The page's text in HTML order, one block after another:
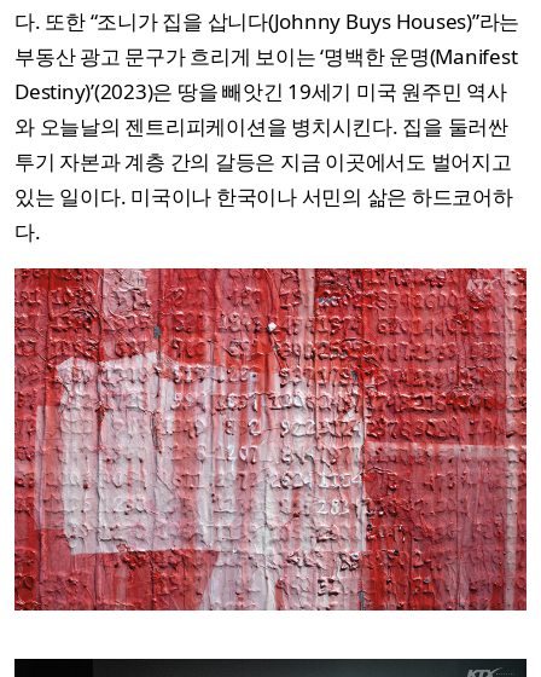
다. 또한 “조니가 집을 삽니다(Johnny Buys Houses)”라는
부동산 광고 문구가 흐리게 보이는 ‘명백한 운명(Manifest
Destiny)’(2023)은 땅을 빼앗긴 19세기 미국 원주민 역사
와 오늘날의 젠트리피케이션을 병치시킨다. 집을 둘러싼
투기 자본과 계층 간의 갈등은 지금 이곳에서도 벌어지고
있는 일이다. 미국이나 한국이나 서민의 삶은 하드코어하
다.